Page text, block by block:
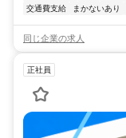
交通費支給
まかないあり
同じ企業の求人
正社員